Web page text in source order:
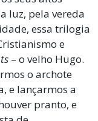
luz, pela vereda
essa trilogia
e
– o velho Hugo.
o archote
e lançarmos a
pranto, e